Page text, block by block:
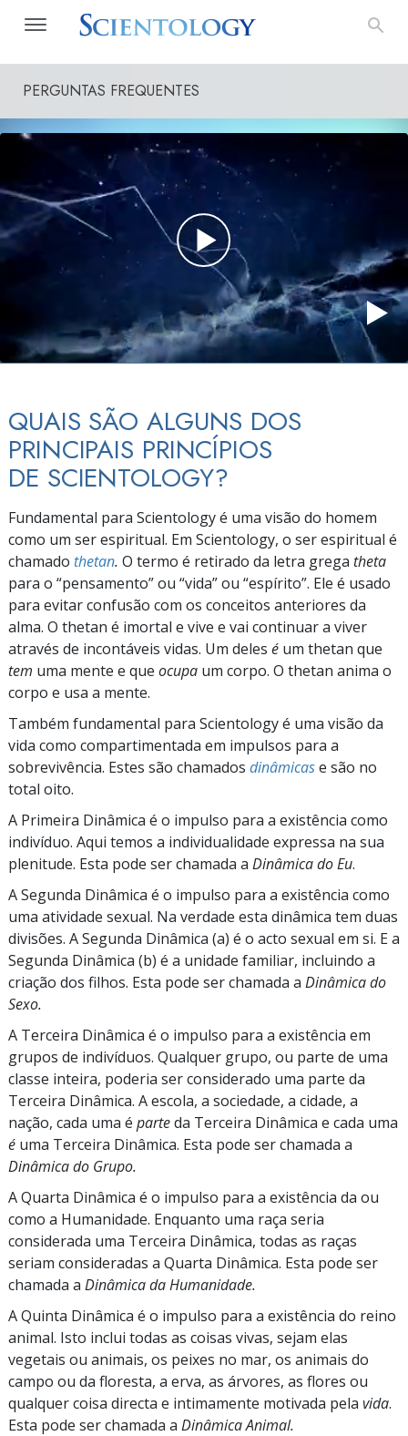
PERGUNTAS FREQUENTES
QUAIS SÃO ALGUNS DOS
PRINCIPAIS PRINCÍPIOS
DE SCIENTOLOGY?
Fundamental para Scientology é uma visão do homem
como um ser espiritual. Em Scientology, o ser espiritual é
chamado thetan. O termo é retirado da letra grega theta
para o “pensamento”ou “vida”ou “espírito”. Ele é usado
para evitar confusão com os conceitos anteriores da
alma. O thetan é imortal e vive e vai continuar a viver
através de incontáveis vidas. Um deles é um thetan que
tem uma mente e que ocupa um corpo. O thetan anima o
corpo e usa a mente.
Também fundamental para Scientology é uma visão da
vida como compartimentada em impulsos para a
sobrevivência. Estes são chamados dinâmicase são no
total oito.
A Primeira Dinâmica é o impulso para a existência como
indivíduo. Aqui temos a individualidade expressa na sua
plenitude. Esta pode ser chamada a Dinâmica do Eu.
A Segunda Dinâmica é o impulso para a existência como
uma atividade sexual. Na verdade esta dinâmica tem duas
divisões. A Segunda Dinâmica (a) é o acto sexual em si. E a
Segunda Dinâmica (b) é a unidade familiar, incluindo a
criação dos filhos. Esta pode ser chamada a Dinâmica do
Sexo.
A Terceira Dinâmica é o impulso para a existência em
grupos de indivíduos. Qualquer grupo, ou parte de uma
classe inteira, poderia ser considerado uma parte da
Terceira Dinâmica. A escola, a sociedade, a cidade, a
nação, cada uma é parteda Terceira Dinâmica e cada uma
é uma Terceira Dinâmica. Esta pode ser chamada a
Dinâmica do Grupo.
A Quarta Dinâmica é o impulso para a existência da ou
como a Humanidade. Enquanto uma raça seria
considerada uma Terceira Dinâmica, todas as raças
seriam consideradas a Quarta Dinâmica. Esta pode ser
chamada a Dinâmica da Humanidade.
A Quinta Dinâmica é o impulso para a existência do reino
animal. Isto inclui todas as coisas vivas, sejam elas
vegetais ou animais, os peixes no mar, os animais do
campo ou da floresta, a erva, as árvores, as flores ou
qualquer coisa directa e intimamente motivada pela vida.
Esta pode ser chamada a Dinâmica Animal.